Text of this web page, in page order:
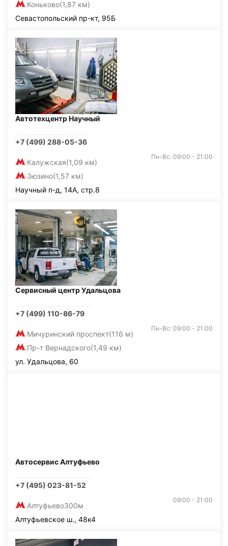
Коньково(1,87 км)
Севастопольский пр-кт, 95Б
Автотехцентр Научный
+7 (499) 288-05-36
Калужская(1,09 км)
Зюзино(1,57 км)
Пн-Вс: 09:00 - 21:00
Научный п-д, 14А, стр.8
Сервисный центр Удальцова
+7 (499) 110-86-79
Мичуринский проспект(116 м)
Пр-т Вернадского(1,49 км)
Пн-Вс: 09:00 - 21:00
ул. Удальцова, 60
Автосервис Алтуфьево
+7 (495) 023-81-52
Алтуфьево300м
09:00 - 21:00
Алтуфьевское ш., 48к4